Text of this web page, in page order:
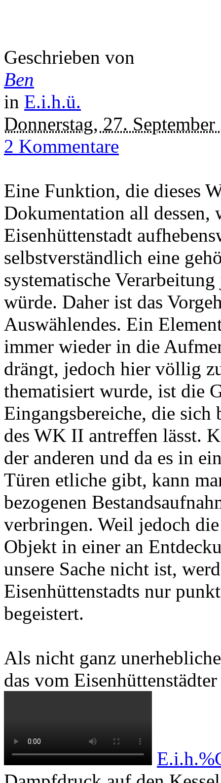
Geschrieben von
Ben
in E.i.h.ü.
Donnerstag, 27.
2 Kommentare
Eine Funktion, die dieses
Dokumentation all dessen,
Eisenhüttenstadt
selbstverständlich eine
systematische
würde. Daher ist das
Auswählendes. Ein
immer wieder in die
drängt, jedoch hier völlig
thematisiert wurde, ist die
Eingangsbereiche, die sich
des WK II antreffen lässt.
der anderen und da es in
Türen etliche gibt, kann
bezogenen
verbringen. Weil jedoch
Objekt in einer an
unsere Sache nicht ist,
Eisenhüttenstadts nur
begeistert.
Als nicht ganz
das vom